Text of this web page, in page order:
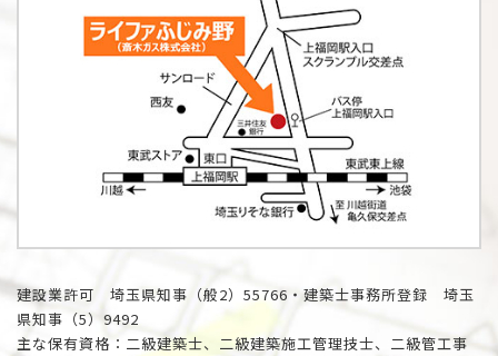
建設業許可 埼玉県知事（般2）55766・建築士事務所登録 埼玉
県知事（5）9492
主な保有資格：二級建築士、二級建築施工管理技士、二級管工事